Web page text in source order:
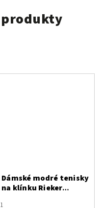
Dámské modré tenisky
na klínku Rieker